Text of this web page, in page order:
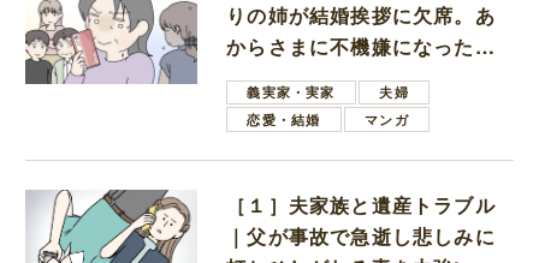
りの姉が結婚挨拶に欠席。あ
からさまに不機嫌になった義
母義実家・実家
夫婦
恋愛・結婚
マンガ
［１］夫家族と遺産トラブル
｜父が事故で急逝し悲しみに